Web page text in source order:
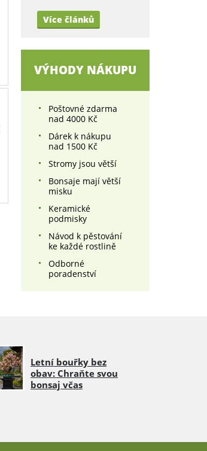
Více článků
VÝHODY NÁKUPU
Poštovné zdarma
nad 4000 Kč
Dárek k nákupu
nad 1500 Kč
Stromy jsou větší
Bonsaje mají větší
misku
Keramické
podmisky
Návod k pěstování
ke každé rostlině
Odborné
poradenství
Letní bouřky bez
obav: Chraňte svou
bonsaj včas